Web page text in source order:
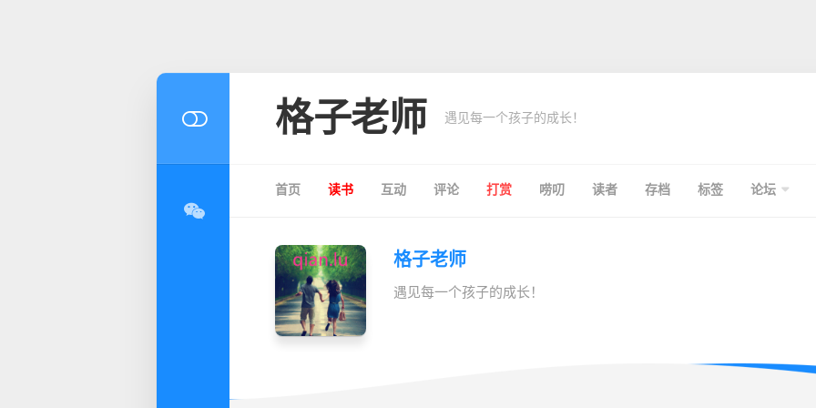
格子老师 遇见每一个孩子的成长！
首页 读书 互动 评论 打赏 唠叨 读者 存档 标签 论坛
格子老师
遇见每一个孩子的成长！